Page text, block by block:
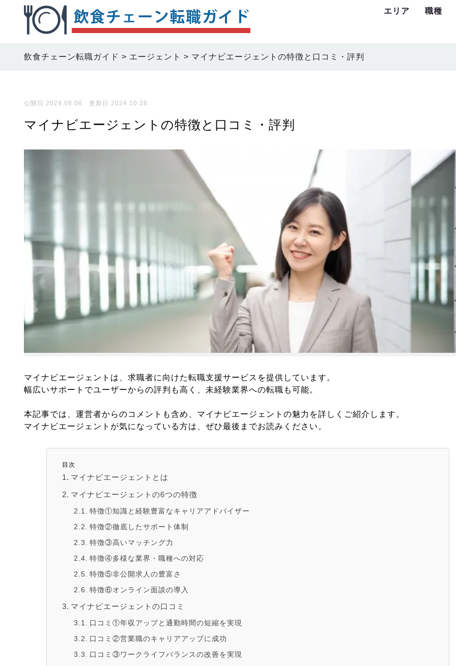
エリア 職種
飲食チェーン転職ガイド > エージェント > マイナビエージェントの特徴と口コミ・評判
公開日 2024.08.06 更新日 2024.10.28
マイナビエージェントの特徴と口コミ・評判
マイナビエージェントは、求職者に向けた転職支援サービスを提供しています。
幅広いサポートでユーザーからの評判も高く、未経験業界への転職も可能。
本記事では、運営者からのコメントも含め、マイナビエージェントの魅力を詳しくご紹介します。
マイナビエージェントが気になっている方は、ぜひ最後までお読みください。
目次
マイナビエージェントとは
マイナビエージェントの6つの特徴
特徴①知識と経験豊富なキャリアアドバイザー
特徴②徹底したサポート体制
特徴③高いマッチング力
特徴④多様な業界・職種への対応
特徴⑤非公開求人の豊富さ
特徴⑥オンライン面談の導入
マイナビエージェントの口コミ
口コミ①年収アップと通勤時間の短縮を実現
口コミ②営業職のキャリアアップに成功
口コミ③ワークライフバランスの改善を実現